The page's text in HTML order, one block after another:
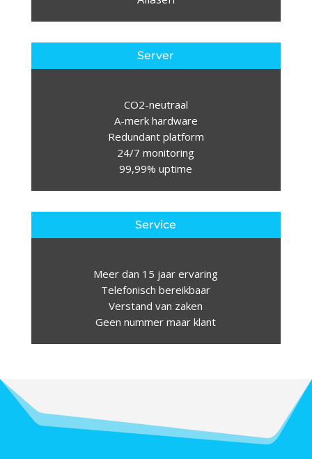
Server
CO2-neutraal
A-merk hardware
Redundant platform
24/7 monitoring
99,99% uptime
Service
Meer dan 15 jaar ervaring
Telefonisch bereikbaar
Verstand van zaken
Geen nummer maar klant